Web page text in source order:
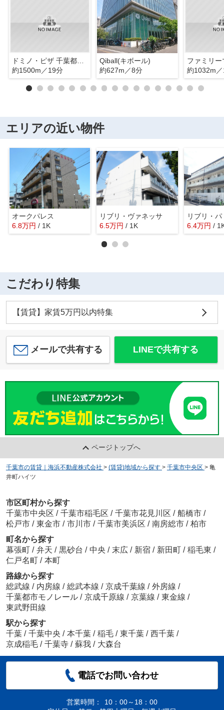
ドミノ・ピザ 千葉都町店
約1500m／19分
Qiball(キボール)
約627m／8分
約1032m
エリアの近い物件
オークパレス
6.8万円 / 1K
リブリ・ヴァネッサ
6.5万円 / 1K
リブリ・パ
6.4万円 /
こだわり特集
【賃貸】家賃5万円以内特集
メールで共有する LINEで共有する
ページトップへ
千葉市の賃貸｜海浜不動産株式会社 > (賃貸)地域から探す > 千葉市中央区 > 亀
井町ハイツ
市区町村から探す
千葉市中央区 / 千葉市稲毛区 / 千葉市花見川区 / 船橋市 /
松戸市 / 東金市 / 市川市 / 千葉市美浜区 / 南房総市 / 柏市
町名から探す
幕張町 / 弁天 / 黒砂台 / 中央 / 末広 / 新宿 / 新田町 / 稲毛東 /
仁戸名町 / 本町
路線から探す
総武線 / 内房線 / 総武本線 / 京成千葉線 / 外房線 /
千葉都市モノレール / 京成千原線 / 京葉線 / 東金線 /
東武野田線
駅から探す
千葉 / 千葉中央 / 本千葉 / 稲毛 / 東千葉 / 西千葉 /
京成稲毛 / 千葉寺 / 蘇我 / 大森台
電話でお問い合わせ
営業時間：
10：00～18：00